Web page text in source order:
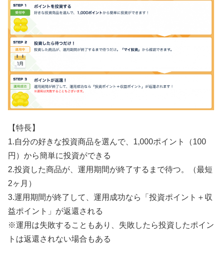
【特長】
1.自分の好きな投資商品を選んで、1,000ポイント（100
円）から簡単に投資ができる
2.投資した商品が、運用期間が終了するまで待つ。（最短
2ヶ月）
3.運用期間が終了して、運用成功なら「投資ポイント＋収
益ポイント」が返還される
※運用は失敗することもあり、失敗したら投資したポイン
トは返還されない場合もある